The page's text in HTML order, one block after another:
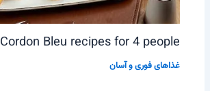
Cordon Bleu recipes for 4 people
غذاهای فوری و آسان